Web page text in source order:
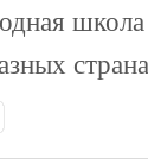
школа